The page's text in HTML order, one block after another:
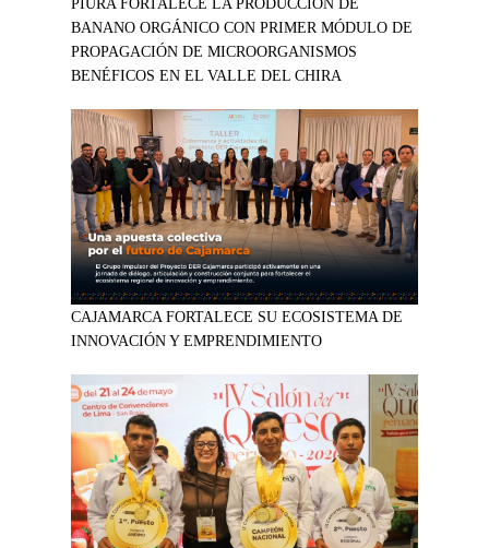
PIURA FORTALECE LA PRODUCCIÓN DE
BANANO ORGÁNICO CON PRIMER MÓDULO DE
PROPAGACIÓN DE MICROORGANISMOS
BENÉFICOS EN EL VALLE DEL CHIRA
CAJAMARCA FORTALECE SU ECOSISTEMA DE
INNOVACIÓN Y EMPRENDIMIENTO